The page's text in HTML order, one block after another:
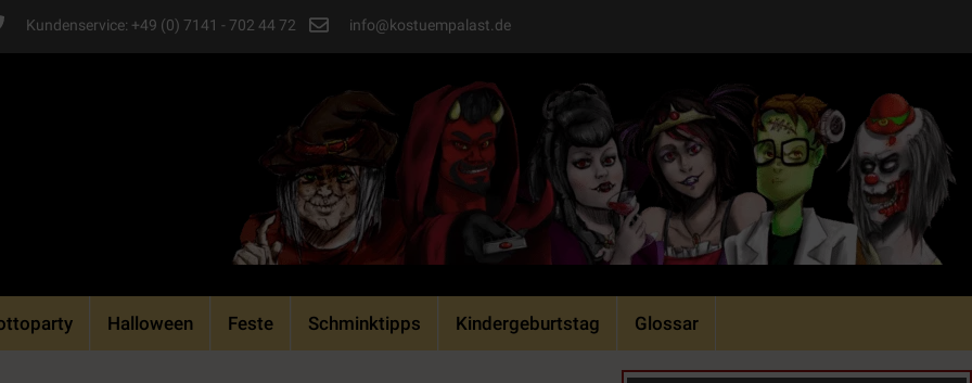
Kundenservice: +49 (0) 7141 - 702 44 72 info@kostuempalast.de
Halloween Feste Schminktipps Kindergeburtstag Glossar